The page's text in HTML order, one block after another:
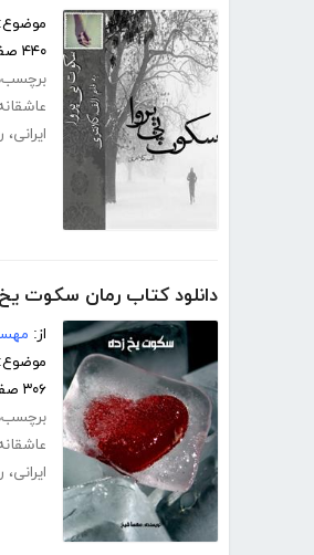
موضوع:
۴۴۰ صفحه
ایرانی،
دانلود کتاب رمان سکوت
از:
موضوع:
۳۰۶ صفحه
ایرانی،